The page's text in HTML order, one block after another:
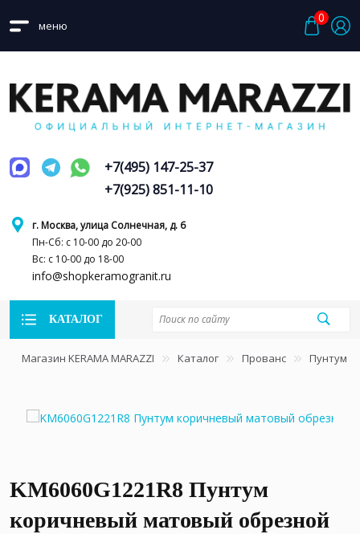
меню
0
г. Москва, улица Солнечная, д. 6
Пн-Сб: с 10-00 до 20-00
Вс: с 10-00 до 18-00
info@shopkeramogranit.ru
+7(495) 147-25-37
+7(925) 851-11-10
КАТАЛОГ
Магазин KERAMA MARAZZI Каталог Прованс Пунтум
KM6060G1221R8 Пунтум
коричневый матовый обрезной